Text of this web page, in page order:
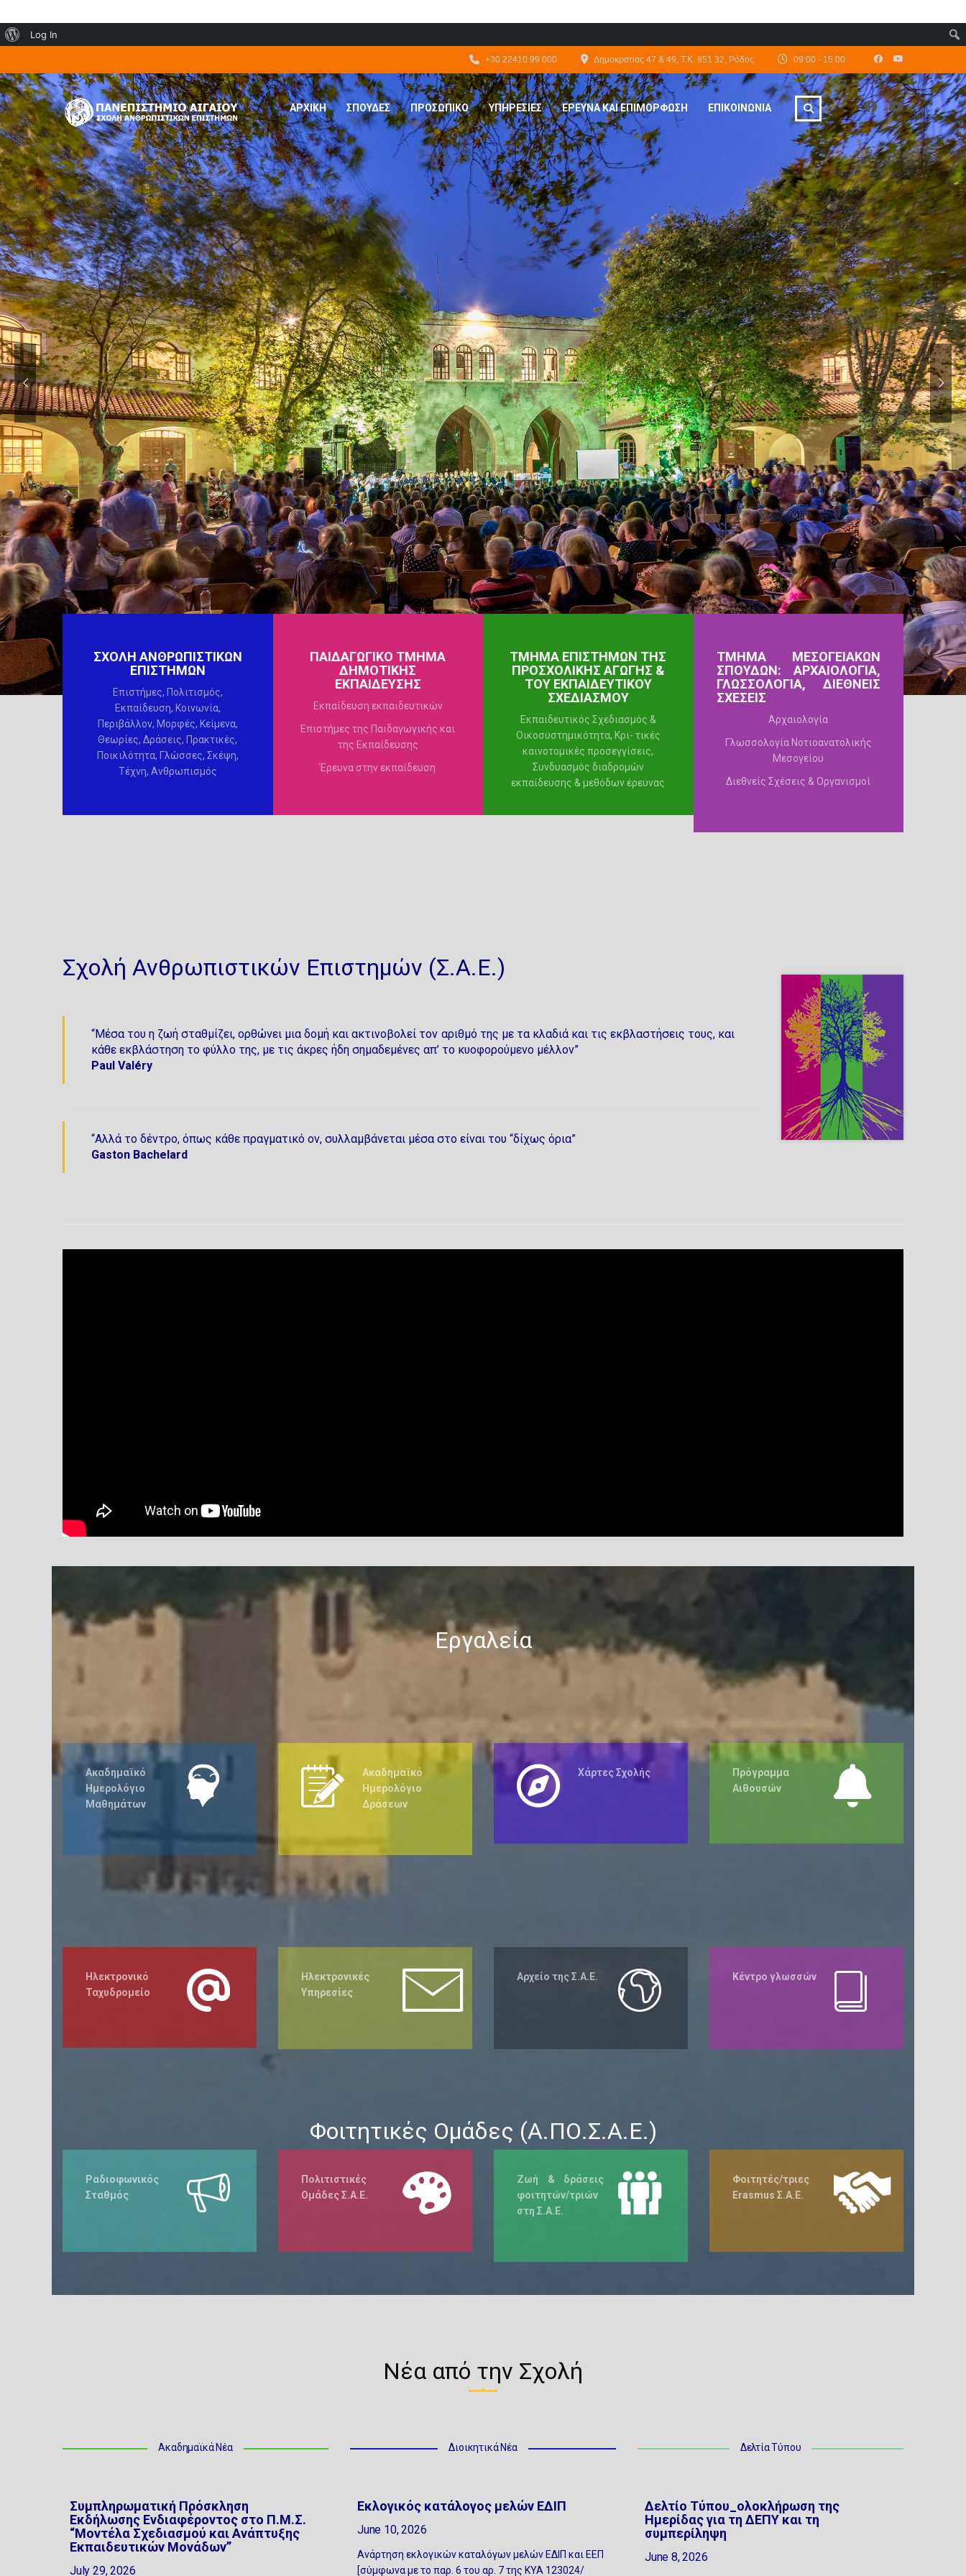
About
Log In
09:00 - 15:00
Δημοκρατίας 47 & 49, Τ.Κ. 851 32, Ρόδος
+30 22410 99 000
ΑΡΧΙΚΗ ΣΠΟΥΔΕΣ ΠΡΟΣΩΠΙΚΟ ΥΠΗΡΕΣΙΕΣ ΕΡΕΥΝΑ ΚΑΙ ΕΠΙΜΟΡΦΩΣΗ ΕΠΙΚΟΙΝΩΝΙΑ
ΣΧΟΛΗ ΑΝΘΡΩΠΙΣΤΙΚΩΝ
ΕΠΙΣΤΗΜΩΝ
Επιστήμες, Πολιτισμός,
Εκπαίδευση, Κοινωνία,
Περιβάλλον, Μορφές, Κείμενα,
Θεωρίες, Δράσεις, Πρακτικές,
Ποικιλότητα, Γλώσσες, Σκέψη,
Τέχνη, Ανθρωπισμός
ΠΑΙΔΑΓΩΓΙΚΟ ΤΜΗΜΑ
ΔΗΜΟΤΙΚΗΣ
ΕΚΠΑΙΔΕΥΣΗΣ
Εκπαίδευση εκπαιδευτικών
Επιστήμες της Παιδαγωγικής και
της Εκπαίδευσης
Έρευνα στην εκπαίδευση
ΤΜΗΜΑ ΕΠΙΣΤΗΜΩΝ ΤΗΣ
ΠΡΟΣΧΟΛΙΚΗΣ ΑΓΩΓΗΣ &
ΤΟΥ ΕΚΠΑΙΔΕΥΤΙΚΟΥ
ΣΧΕΔΙΑΣΜΟΥ
Εκπαιδευτικός Σχεδιασμός &
Οικοσυστημικότητα, Κρι- τικές
καινοτομικές προσεγγίσεις,
Συνδυασμός διαδρομών
εκπαίδευσης & μεθόδων έρευνας
ΤΜΗΜΑ ΜΕΣΟΓΕΙΑΚΩΝ
ΣΠΟΥΔΩΝ: ΑΡΧΑΙΟΛΟΓΙΑ,
ΓΛΩΣΣΟΛΟΓΙΑ, ΔΙΕΘΝΕΙΣ
ΣΧΕΣΕΙΣ
Αρχαιολογία
Γλωσσολογία Nοτιοανατολικής
Μεσογείου
Διεθνείς Σχέσεις & Οργανισμοί
Σχολή Ανθρωπιστικών Επιστημών (Σ.Α.Ε.)
“Μέσα του η ζωή σταθμίζει, ορθώνει μια δομή και ακτινοβολεί τον αριθμό της με τα κλαδιά και τις εκβλαστήσεις τους, και
κάθε εκβλάστηση το φύλλο της, με τις άκρες ήδη σημαδεμένες απ’ το κυοφορούμενο μέλλον”
Paul Valéry
“Αλλά το δέντρο, όπως κάθε πραγματικό ον, συλλαμβάνεται μέσα στο είναι του “δίχως όρια”
Gaston Bachelard
Εργαλεία
Ακαδημαϊκό
Ημερολόγιο
Μαθημάτων
Ακαδημαϊκό
Ημερολόγιο
Δράσεων
Χάρτες Σχολής
Πρόγραμμα
Αιθουσών
Ηλεκτρονικό
Ταχυδρομείο
Ηλεκτρονικές
Υπηρεσίες
Αρχείο της Σ.Α.Ε. Κέντρο γλωσσών
Φοιτητικές Ομάδες (Α.ΠΟ.Σ.Α.Ε.)
Ραδιοφωνικός
Σταθμός
Πολιτιστικές
ΟμάδεςΣ.Α.Ε.
Ζωή & δράσεις
φοιτητών/τριών
στη Σ.Α.Ε.
Φοιτητές/τριες
Erasmus Σ.Α.Ε.
Νέα από την Σχολή
Ακαδημαϊκά Νέα
Συμπληρωματική Πρόσκληση
Εκδήλωσης Ενδιαφέροντος στο Π.Μ.Σ.
“Μοντέλα Σχεδιασμού και Ανάπτυξης
Εκπαιδευτικών Μονάδων”
July 29, 2026
Διοικητικά Νέα
Εκλογικός κατάλογος μελών ΕΔΙΠ
June 10, 2026
Ανάρτηση εκλογικών καταλόγων μελών ΕΔΙΠ και ΕΕΠ
[σύμφωνα με το παρ. 6 του αρ. 7 της ΚΥΑ 123024/
Δελτία Τύπου
Δελτίο Τύπου_ολοκλήρωση της
Ημερίδας για τη ΔΕΠΥ και τη
συμπερίληψη
June 8, 2026